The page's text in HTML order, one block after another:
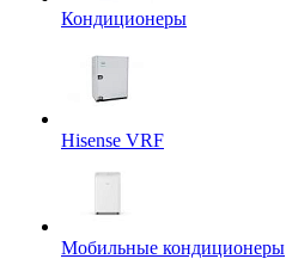
Кондиционеры
Hisense VRF
Мобильные кондиционеры